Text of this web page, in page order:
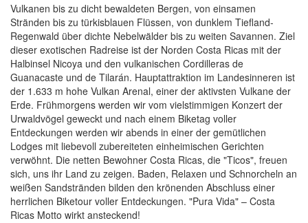
Vulkanen bis zu dicht bewaldeten Bergen, von einsamen
Stränden bis zu türkisblauen Flüssen, von dunklem Tiefland-
Regenwald über dichte Nebelwälder bis zu weiten Savannen. Ziel
dieser exotischen Radreise ist der Norden Costa Ricas mit der
Halbinsel Nicoya und den vulkanischen Cordilleras de
Guanacaste und de Tilarán. Hauptattraktion im Landesinneren ist
der 1.633 m hohe Vulkan Arenal, einer der aktivsten Vulkane der
Erde. Frühmorgens werden wir vom vielstimmigen Konzert der
Urwaldvögel geweckt und nach einem Biketag voller
Entdeckungen werden wir abends in einer der gemütlichen
Lodges mit liebevoll zubereiteten einheimischen Gerichten
verwöhnt. Die netten Bewohner Costa Ricas, die "Ticos", freuen
sich, uns ihr Land zu zeigen. Baden, Relaxen und Schnorcheln an
weißen Sandstränden bilden den krönenden Abschluss einer
herrlichen Biketour voller Entdeckungen. "Pura Vida" – Costa
Ricas Motto wirkt ansteckend!